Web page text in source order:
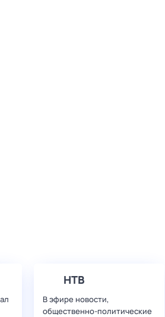
НТВ
В эфире новости,
общественно-политические